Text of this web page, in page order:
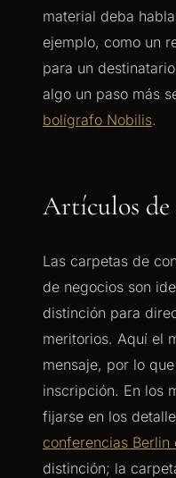
material deba
ejemplo, como un
para un
algo un paso más
bolígrafo Nobilis.
Artículos de
Las carpetas de
de negocios son
distinción para
meritorios. Aquí el
mensaje, por lo
inscripción. En los
fijarse en los
conferencias Berlin
distinción; la